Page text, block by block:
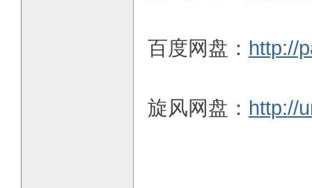
百度网盘： http://
旋风网盘： http://